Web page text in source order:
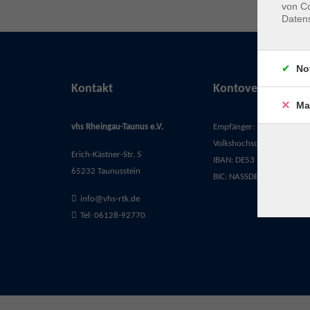
Kontakt
vhs Rheingau-Taunus e.V.
Erich-Kästner-Str. 5
65232 Taunusstein
info@vhs-rtk.de
Tel: 06128-92770
Kontoverbindung
Empfänger:
Volkshochschule Rheingau-
IBAN: DE53 5105 0015
BIC: NASSDE55XXX
von